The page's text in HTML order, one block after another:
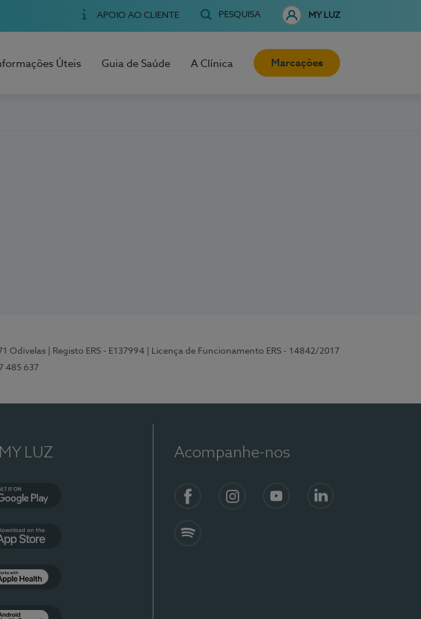
APOIO AO CLIENTE PESQUISA MY LUZ
Úteis Guia de Saúde A Clínica Marcações
Odivelas | Registo ERS - E137994
| Licença de Funcionamento ERS - 14842/2017
485 637
LUZ Acompanhe-nos